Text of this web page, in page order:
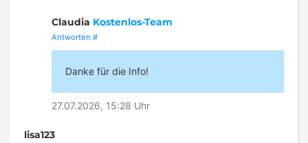
Claudia Kostenlos-Team
Antworten #
Danke für die Info!
27.07.2026, 15:28 Uhr
lisa123